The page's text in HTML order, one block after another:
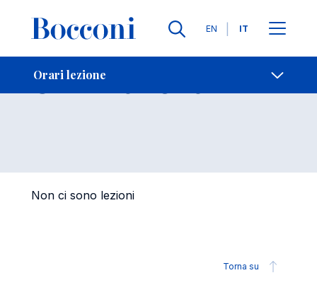
Lingue
EN IT
Orari lezione
-
Orari lezione Open
Non ci sono lezioni
Torna su